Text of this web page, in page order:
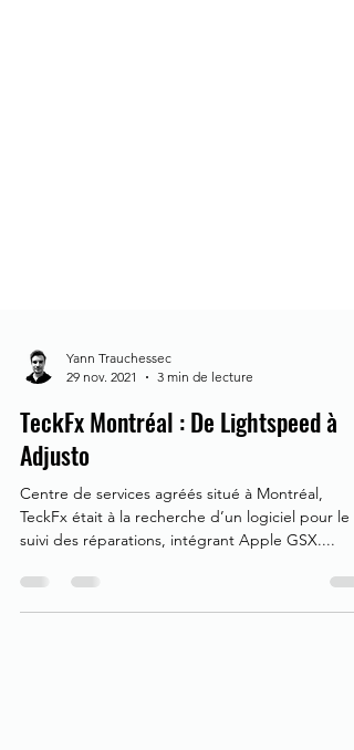
Yann Trauchessec
3 min de lecture
TeckFx Montréal : De Lightspeed à
Adjusto
Centre de services agréés situé à Montréal,
TeckFx était à la recherche d’un logiciel pour le